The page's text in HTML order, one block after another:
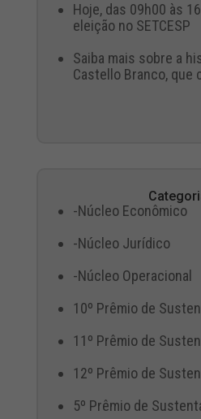
Hoje, das 09h00 às
eleição no SETCESP
Saiba mais sobre a
Castello Branco, que
-Núcleo Econômico
-Núcleo Jurídico
-Núcleo Operacional
10º Prêmio de
11º Prêmio de
12º Prêmio de
5º Prêmio de